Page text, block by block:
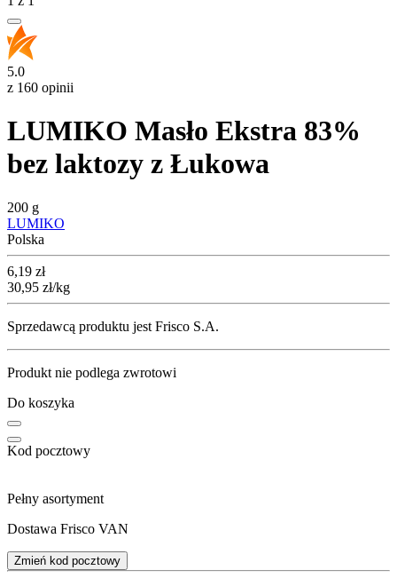
5.0
z 160 opinii
LUMIKO Masło Ekstra 83%
bez laktozy z Łukowa
200 g
LUMIKO
Polska
Cena
6,19 zł
30,95 zł/kg
Sprzedawcą produktu jest Frisco S.A.
Produkt nie podlega zwrotowi
Do koszyka
Kod pocztowy
Pełny asortyment
Dostawa Frisco VAN
Zmień kod pocztowy